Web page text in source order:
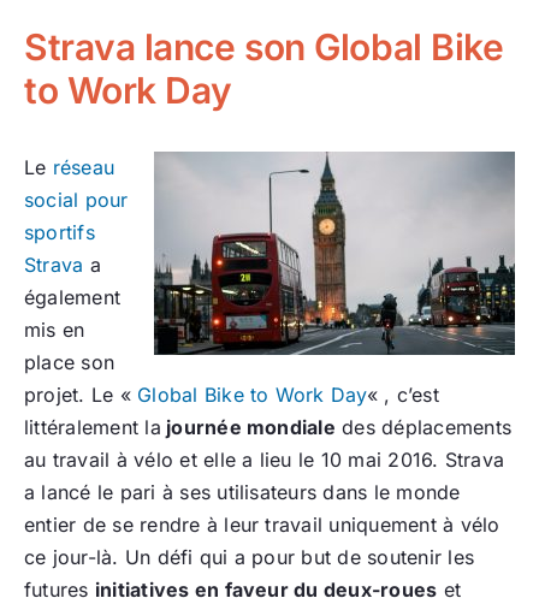
Strava lance son Global Bike
to Work Day
Le réseau
social pour
sportifs
Strava a
également
mis en
place son
projet. Le « Global Bike to Work Day« , c’est
littéralement la journée mondiale des déplacements
au travail à vélo et elle a lieu le 10 mai 2016. Strava
a lancé le pari à ses utilisateurs dans le monde
entier de se rendre à leur travail uniquement à vélo
ce jour-là. Un défi qui a pour but de soutenir les
futures initiatives en faveur du deux-roues et